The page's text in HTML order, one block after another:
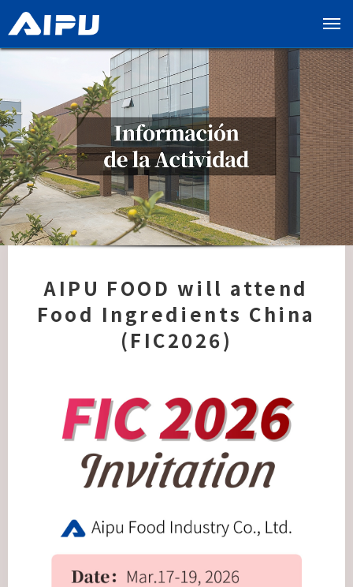
展
导
览
列
AIPU FOOD will attend
Food Ingredients China
(FIC2026)